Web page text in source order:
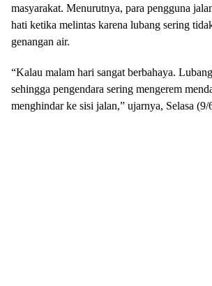
masyarakat. Menurutnya, para pengguna
hati ketika melintas karena lubang sering
genangan air.
“Kalau malam hari sangat berbahaya.
sehingga pengendara sering mengerem
menghindar ke sisi jalan,” ujarnya, Selasa (9/